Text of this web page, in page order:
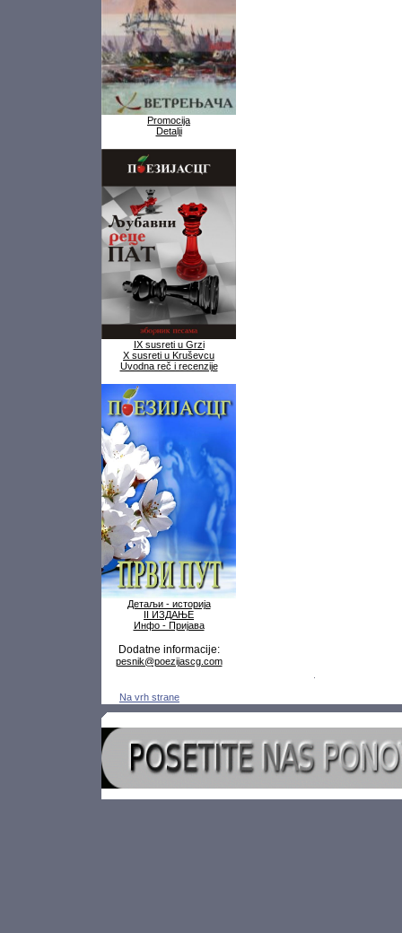
Promocija
Detalji
IX susreti u Grzi
X susreti u Kruševcu
Uvodna reč i recenzije
Детаљи - историја
II ИЗДАЊЕ
Инфо - Пријава
Dodatne informacije:
pesnik@poezijascg.com
Na vrh strane